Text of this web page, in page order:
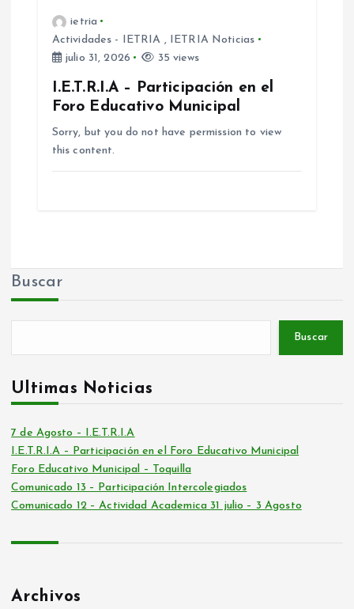
ietria
Actividades - IETRIA ,
IETRIA Noticias
julio 31, 2026
35 views
I.E.T.R.I.A – Participación en el
Foro Educativo Municipal
Sorry, but you do not have permission to view
this content.
Buscar
Buscar
Ultimas Noticias
7 de Agosto – I.E.T.R.I.A
I.E.T.R.I.A – Participación en el Foro Educativo Municipal
Foro Educativo Municipal – Toquilla
Comunicado 13 – Participación Intercolegiados
Comunicado 12 – Actividad Academica 31 julio – 3 Agosto
Archivos